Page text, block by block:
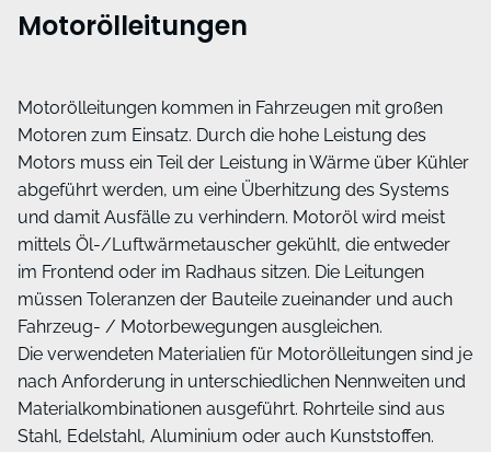
Motorölleitungen
Motorölleitungen kommen in Fahrzeugen mit großen
Motoren zum Einsatz. Durch die hohe Leistung des
Motors muss ein Teil der Leistung in Wärme über Kühler
abgeführt werden, um eine Überhitzung des Systems
und damit Ausfälle zu verhindern. Motoröl wird meist
mittels Öl-/Luftwärmetauscher gekühlt, die entweder
im Frontend oder im Radhaus sitzen. Die Leitungen
müssen Toleranzen der Bauteile zueinander und auch
Fahrzeug- / Motorbewegungen ausgleichen.
Die verwendeten Materialien für Motorölleitungen sind je
nach Anforderung in unterschiedlichen Nennweiten und
Materialkombinationen ausgeführt. Rohrteile sind aus
Stahl, Edelstahl, Aluminium oder auch Kunststoffen.